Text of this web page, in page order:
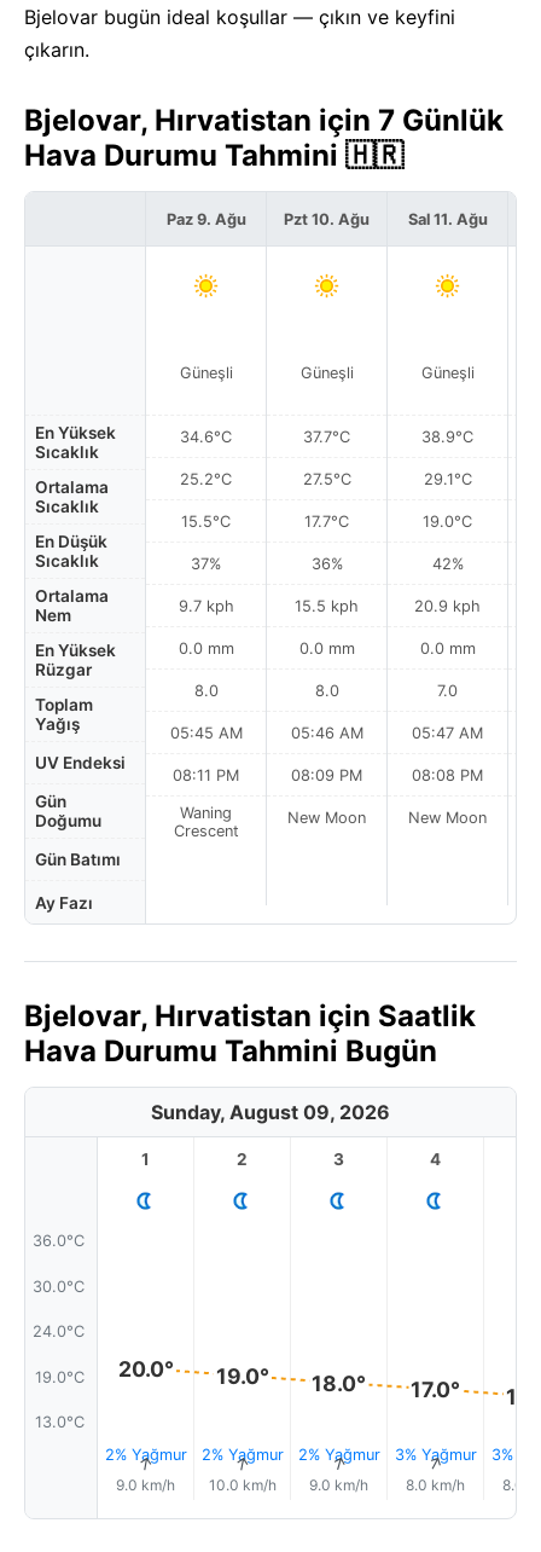
Bjelovar bugün ideal koşullar — çıkın ve keyfini
çıkarın.
Bjelovar, Hırvatistan için 7 Günlük
Hava Durumu Tahmini 🇭🇷
En Yüksek
Sıcaklık
Ortalama
Sıcaklık
En Düşük
Sıcaklık
Ortalama
Nem
En Yüksek
Rüzgar
Toplam
Yağış
UV Endeksi
Gün
Doğumu
Gün Batımı
Ay Fazı
Paz 9. Ağu
Güneşli
34.6°C
25.2°C
15.5°C
37%
9.7 kph
0.0 mm
8.0
05:45 AM
08:11 PM
Waning
Crescent
Pzt 10. Ağu
Güneşli
37.7°C
27.5°C
17.7°C
36%
15.5 kph
0.0 mm
8.0
05:46 AM
08:09 PM
New Moon
Sal 11. Ağu
Güneşli
38.9°C
29.1°C
19.0°C
42%
20.9 kph
0.0 mm
7.0
05:47 AM
08:08 PM
New Moon
Bjelovar, Hırvatistan için Saatlik
Hava Durumu Tahmini Bugün
Sunday, August 09, 2026
36.0°C
30.0°C
24.0°C
19.0°C
13.0°C
1
20.0°
2% Yağmur
↑
9.0 km/h
2
19.0°
2% Yağmur
↑
10.0 km/h
3
18.0°
2% Yağmur
↑
9.0 km/h
4
17.0°
3% Yağmur
↑
8.0 km/h
3%
8.0